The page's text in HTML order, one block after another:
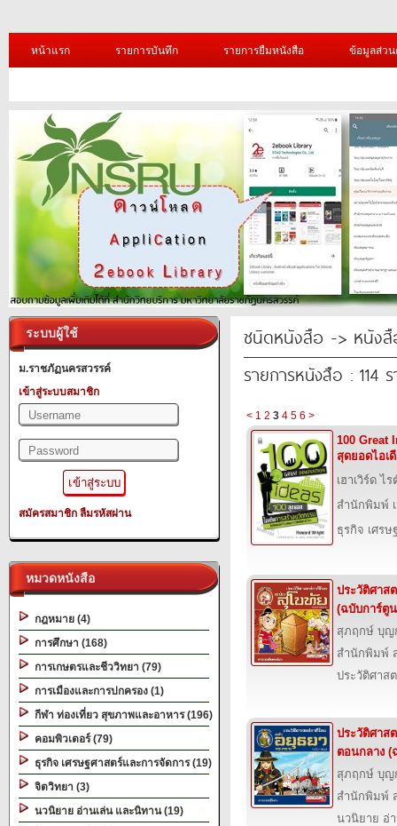
หน้าแรก รายการบันทึก รายการยืมหนังสือ ข้อมูลส่ว
ระบบผู้ใช้
ม.ราชภัฏนครสวรรค์
เข้าสู่ระบบสมาชิก
สมัครสมาชิก ลืมรหัสผ่าน
หมวดหนังสือ
กฎหมาย (4)
การศึกษา (168)
การเกษตรและชีววิทยา (79)
การเมืองและการปกครอง (1)
กีฬา ท่องเที่ยว สุขภาพและอาหาร (196)
คอมพิวเตอร์ (79)
ธุรกิจ เศรษฐศาสตร์และการจัดการ (19)
จิตวิทยา (3)
นวนิยาย อ่านเล่น และนิทาน (19)
ชนิดหนังสือ -> หนัง
รายการหนังสือ : 114
< 1 2 3 4 5 6 >
100 Great
สุดยอดไอเ
เฮาเวิร์ด ไร
สำนักพิมพ์
ธุรกิจ เศรษ
ประวัติศาส
(ฉบับการ์ตู
สุภฤกษ์ บุญ
สำนักพิมพ์
ประวัติศาส
ประวัติศาส
ตอนกลาง (
สุภฤกษ์ บุญ
สำนักพิมพ์
นวนิยาย อ่